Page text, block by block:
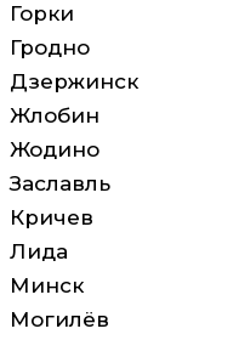
Горки
Гродно
Дзержинск
Жлобин
Жодино
Заславль
Кричев
Лида
Минск
Могилёв